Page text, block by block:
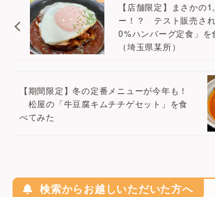
e
【店舗限定】まさかの
ー！？ テスト販売さ
0%ハンバーグ定食」を
（埼玉県某所）
【期間限定】冬の定番メニューが今年も！
松屋の「牛豆腐キムチチゲセット」を食
べてみた
検索からお越しいただいた方へ